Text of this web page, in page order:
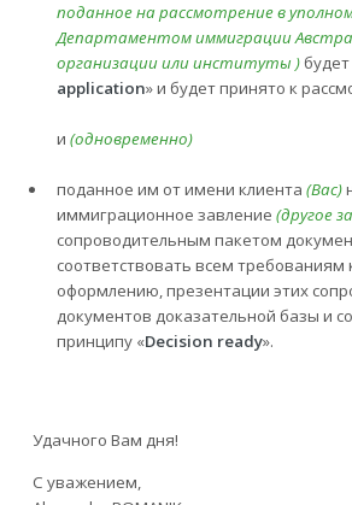
поданное на рассмотрение в
Департаментом иммиграции
организации или институты )будет
application» и будет принято к
и (одновременно)
поданное им от имени клиента (Вас)
иммиграционное завление (другое
сопроводительным пакетом
соответствовать всем требованиям
оформлению, презентации этих
документов доказательной базы и
принципу «Decision ready».
Удачного Вам дня!
С уважением,